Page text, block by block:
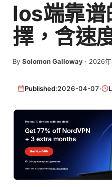
Ios端靠
擇，含速
By Solomon Galloway · 2026
Published:2026-04-07·